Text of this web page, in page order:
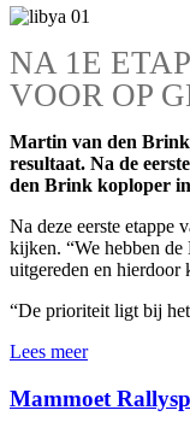
NA 1E
VOOR OP
Martin van den Brink
resultaat. Na de
den Brink koploper in
Na deze eerste etappe
kijken. “We hebben
uitgereden en hierdoor
“De prioriteit ligt bij
Lees meer
Mammoet